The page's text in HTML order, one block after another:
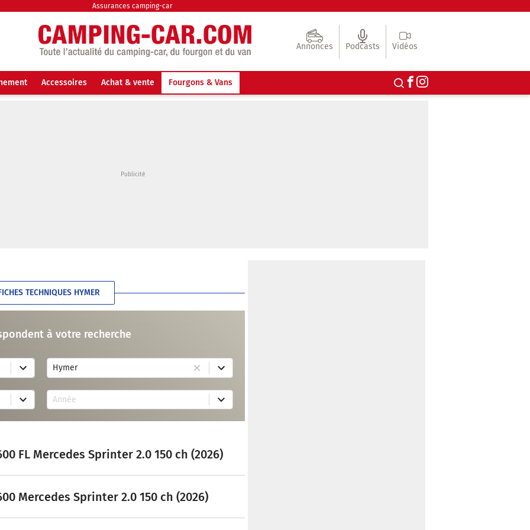
Assurances camping-car
Annonces Podcasts Vidéos
Accessoires Achat & vente Fourgons & Vans
TECHNIQUES HYMER
à votre recherche
Hymer
1
e
a
l
b
e
Année
1
r
e
t
i
a
FL Mercedes Sprinter 2.0 150 ch (2026)
Mercedes Sprinter 2.0 150 ch (2026)